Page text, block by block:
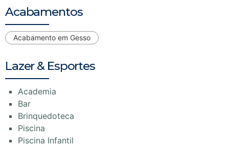
Acabamentos
Acabamento em Gesso
Lazer & Esportes
Academia
Bar
Brinquedoteca
Piscina
Piscina Infantil